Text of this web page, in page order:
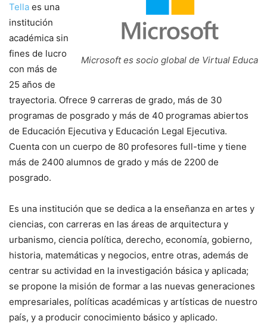
Microsoft es socio global de Virtual Educa
Tella es una
institución
académica sin
fines de lucro
con más de
25 años de
trayectoria. Ofrece 9 carreras de grado, más de 30
programas de posgrado y más de 40 programas abiertos
de Educación Ejecutiva y Educación Legal Ejecutiva.
Cuenta con un cuerpo de 80 profesores full-time y tiene
más de 2400 alumnos de grado y más de 2200 de
posgrado.
Es una institución que se dedica a la enseñanza en artes y
ciencias, con carreras en las áreas de arquitectura y
urbanismo, ciencia política, derecho, economía, gobierno,
historia, matemáticas y negocios, entre otras, además de
centrar su actividad en la investigación básica y aplicada;
se propone la misión de formar a las nuevas generaciones
empresariales, políticas académicas y artísticas de nuestro
país, y a producir conocimiento básico y aplicado.